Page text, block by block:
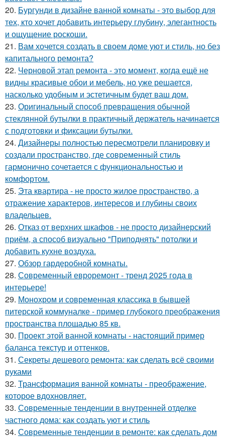
20. Бургунди в дизайне ванной комнаты - это выбор для
тех, кто хочет добавить интерьеру глубину, элегантность
и ощущение роскоши.
21. Вам хочется создать в своем доме уют и стиль, но без
капитального ремонта?
22. Черновой этап ремонта - это момент, когда ещё не
видны красивые обои и мебель, но уже решается,
насколько удобным и эстетичным будет ваш дом.
23. Оригинальный способ превращения обычной
стеклянной бутылки в практичный держатель начинается
с подготовки и фиксации бутылки.
24. Дизайнеры полностью пересмотрели планировку и
создали пространство, где современный стиль
гармонично сочетается с функциональностью и
комфортом.
25. Эта квартира - не просто жилое пространство, а
отражение характеров, интересов и глубины своих
владельцев.
26. Отказ от верхних шкафов - не просто дизайнерский
приём, а способ визуально "Приподнять" потолки и
добавить кухне воздуха.
27. Обзор гардеробной комнаты.
28. Современный евроремонт - тренд 2025 года в
интерьере!
29. Монохром и современная классика в бывшей
питерской коммуналке - пример глубокого преображения
пространства площадью 85 кв.
30. Проект этой ванной комнаты - настоящий пример
баланса текстур и оттенков.
31. Секреты дешевого ремонта: как сделать всё своими
руками
32. Трансформация ванной комнаты - преображение,
которое вдохновляет.
33. Современные тенденции в внутренней отделке
частного дома: как создать уют и стиль
34. Современные тенденции в ремонте: как сделать дом